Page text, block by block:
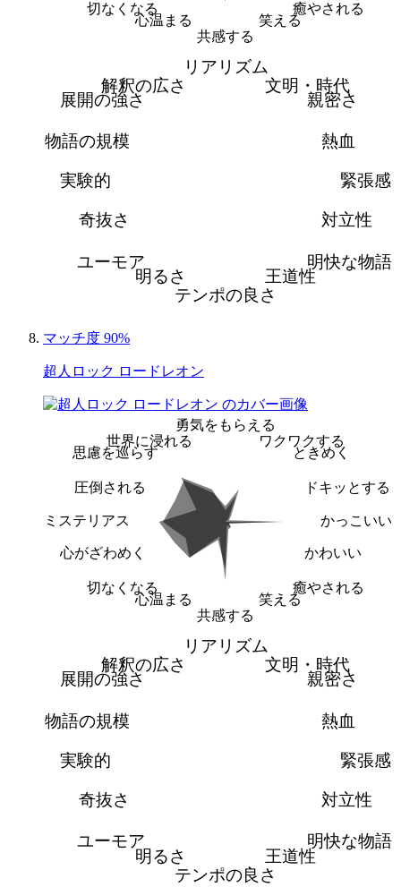
癒やされる
笑える
共感する
心温まる
切なくなる
リアリズム
文明・時代
親密さ
熱血
緊張感
対立性
明快な物語
王道性
テンポの良さ
明るさ
ユーモア
奇抜さ
実験的
物語の規模
展開の強さ
解釈の広さ
マッチ度 90%
超人ロック ロードレオン
勇気をもらえる
ワクワクする
ときめく
ドキッとする
かっこいい
かわいい
癒やされる
笑える
共感する
心温まる
切なくなる
心がざわめく
ミステリアス
圧倒される
思慮を巡らす
世界に浸れる
リアリズム
文明・時代
親密さ
熱血
緊張感
対立性
明快な物語
王道性
テンポの良さ
明るさ
ユーモア
奇抜さ
実験的
物語の規模
展開の強さ
解釈の広さ